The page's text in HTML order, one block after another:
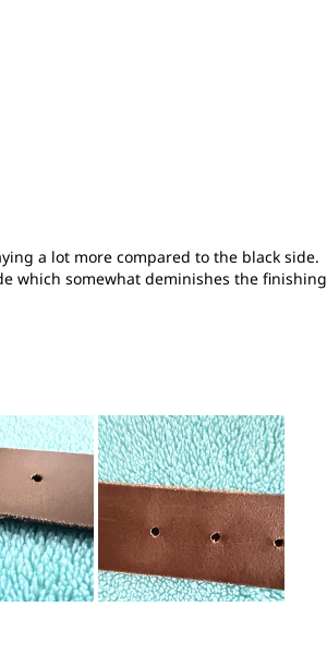
a lot more compared to the black side.
which somewhat deminishes the finishing